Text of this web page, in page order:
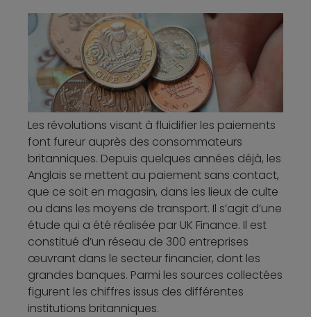
Les révolutions visant à fluidifier les paiements
font fureur auprès des consommateurs
britanniques. Depuis quelques années déjà, les
Anglais se mettent au paiement sans contact,
que ce soit en magasin, dans les lieux de culte
ou dans les moyens de transport. Il s’agit d’une
étude qui a été réalisée par UK Finance. Il est
constitué d’un réseau de 300 entreprises
œuvrant dans le secteur financier, dont les
grandes banques. Parmi les sources collectées
figurent les chiffres issus des différentes
institutions britanniques.